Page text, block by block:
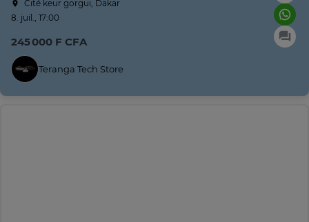
Cité keur gorgui, Dakar
8. juil., 17:00
245 000 F CFA
Teranga Tech Store